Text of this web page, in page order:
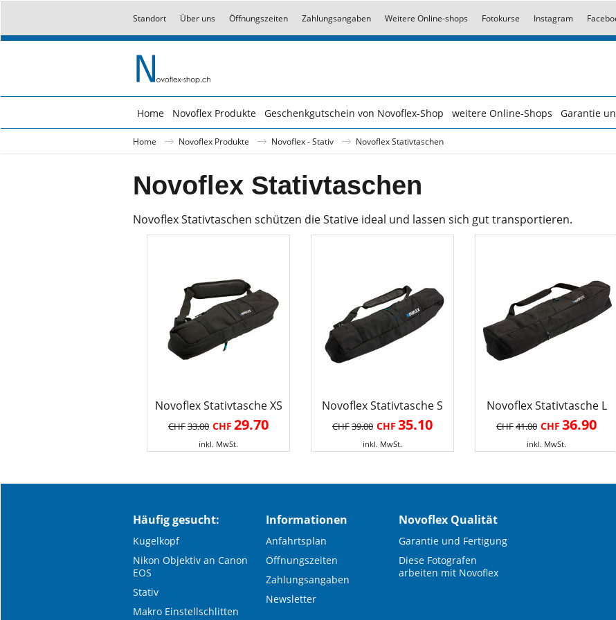
Standort Über uns Öffnungszeiten Zahlungsangaben Weitere Online-shops Fotokurse Instagram
Home Novoflex Produkte Geschenkgutschein von Novoflex-Shop weitere Online-Shops Garantie
Home Novoflex Produkte Novoflex - Stativ Novoflex Stativtaschen
Novoflex Stativtaschen
Novoflex Stativtaschen schützen die Stative ideal und lassen sich gut transportieren.
Novoflex Stativtasche XS
CHF33.00 CHF 29.70
inkl. MwSt.
Novoflex Stativtasche S
CHF39.00 CHF 35.10
inkl. MwSt.
Novoflex Stativtasche L
CHF41.00 CHF 36.90
inkl. MwSt.
Häufig gesucht:
Kugelkopf
Nikon Objektiv an Canon
EOS
Stativ
Makro Einstellschlitten
Informationen
Anfahrtsplan
Öffnungszeiten
Zahlungsangaben
Newsletter
Novoflex Qualität
Garantie und Fertigung
Diese Fotografen
arbeiten mit Novoflex